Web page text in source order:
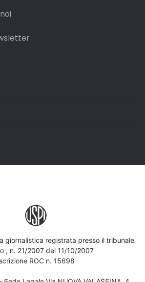
giornalistica registrata presso il tribunale
, n. 21/2007 del 11/10/2007
ROC n. 15698